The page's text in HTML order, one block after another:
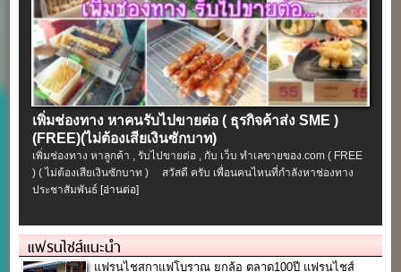
เพิ่มช่องทาง หาคนรับไปขายต่อ ( ธุรกิจค้าส่ง SME )
(FREE)(ไม่ต้องเสียเงินซักบาท)
เพิ่มช่องทาง หาลูกค้า , รับไปขายต่อ , กับ เว็บ ทำเลขายของ.com ( FREE
) ( ไม่ต้องเสียเงินซักบาท ) สวัสดี ครับ เพื่อนคนไหนที่กำลังหาช่องทาง
ประชาสัมพันธ์ [อ่านต่อ]
แฟรนไชส์แนะนำ
แฟรนไชสกาแฟโบราณ ยกล้อ ตลาด100ปี แฟรนไชส์